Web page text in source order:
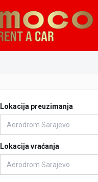
Lokacija preuzimanja
Lokacija vraćanja